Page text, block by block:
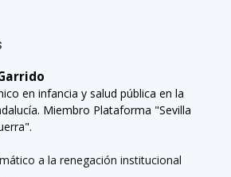
en infancia y salud pública en la
Miembro Plataforma "Sevilla
a la renegación institucional